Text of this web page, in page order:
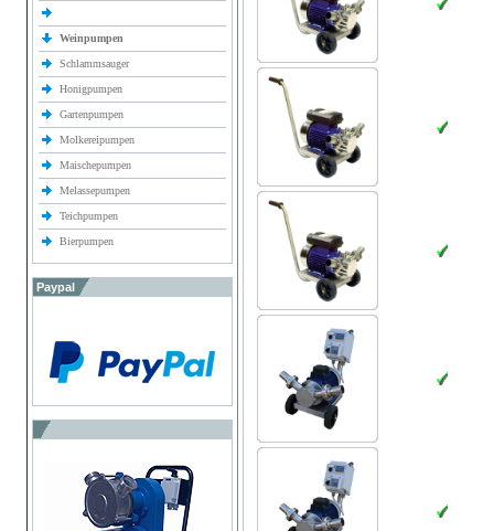
Weinpumpen
Schlammsauger
Honigpumpen
Gartenpumpen
Molkereipumpen
Maischepumpen
Melassepumpen
Teichpumpen
Bierpumpen
Paypal